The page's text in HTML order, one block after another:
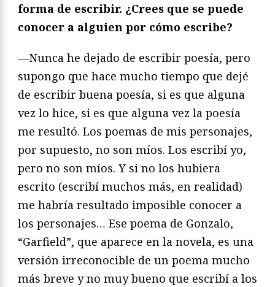
forma de escribir. ¿Crees que se puede
conocer a alguien por cómo escribe?
—Nunca he dejado de escribir poesía, pero
supongo que hace mucho tiempo que dejé
de escribir buena poesía, si es que alguna
vez lo hice, si es que alguna vez la poesía
me resultó. Los poemas de mis personajes,
por supuesto, no son míos. Los escribí yo,
pero no son míos. Y si no los hubiera
escrito (escribí muchos más, en realidad)
me habría resultado imposible conocer a
los personajes… Ese poema de Gonzalo,
“Garfield”, que aparece en la novela, es una
versión irreconocible de un poema mucho
más breve y no muy bueno que escribí a los